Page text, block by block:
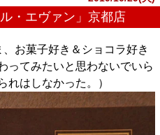
・エヴァン」京都店
お菓子好き＆ショコラ好き
ってみたいと思わないでいら
れはしなかった。）